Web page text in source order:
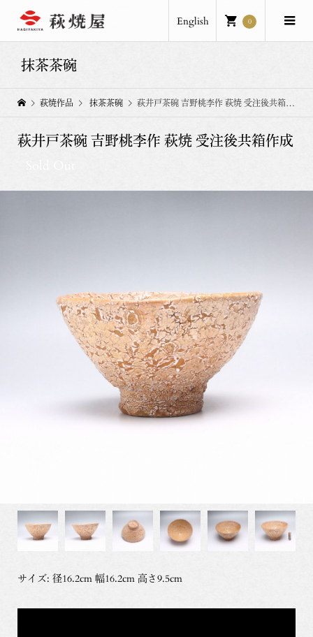
English 0
抹茶茶碗
萩焼作品 抹茶茶碗 萩井戸茶碗 吉野桃李作 萩焼 受注後共箱作成
萩井戸茶碗 吉野桃李作 萩焼 受注後共箱作成
サイズ: 径16.2cm 幅16.2cm 高さ9.5cm